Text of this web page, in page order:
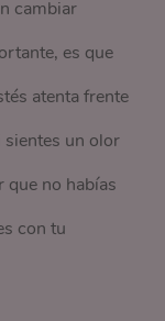
cambiar
es que
atenta frente
sientes un olor
que no habías
con tu